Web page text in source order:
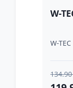
W-
W-TEC